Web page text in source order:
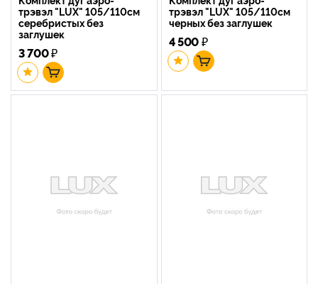
трэвэл "LUX" 105/110см
серебристых без
заглушек
3 700₽
трэвэл "LUX" 105/110см
черных без заглушек
4 500₽